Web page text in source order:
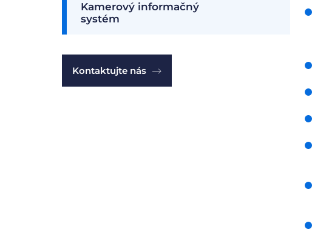
Kamerový informačný
systém
Kontaktujte nás